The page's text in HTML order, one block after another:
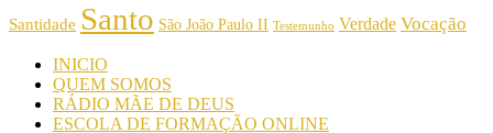
Santidade Santo São João Paulo II Testemunho Verdade Vocação
INICIO
QUEM SOMOS
RÁDIO MÃE DE DEUS
ESCOLA DE FORMAÇÃO ONLINE